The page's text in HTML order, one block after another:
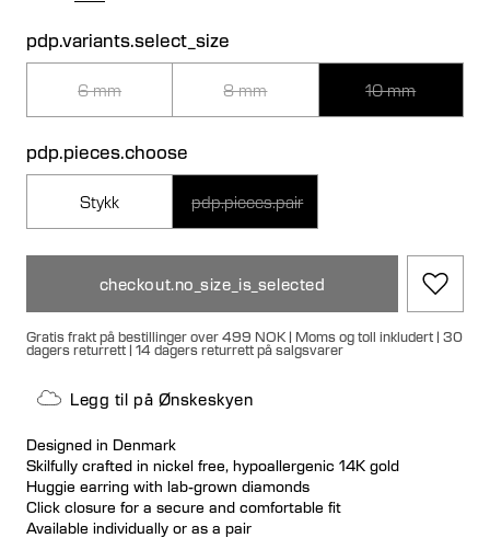
pdp.variants.select_size
6 mm 8 mm 10 mm
pdp.pieces.choose
Stykk pdp.pieces.pair
checkout.no_size_is_selected
Gratis frakt på bestillinger over 499 NOK | Moms og toll inkludert | 30
dagers returrett | 14 dagers returrett på salgsvarer
Legg til på Ønskeskyen
Designed in Denmark
Skilfully crafted in nickel free, hypoallergenic 14K gold
Huggie earring with lab-grown diamonds
Click closure for a secure and comfortable fit
Available individually or as a pair